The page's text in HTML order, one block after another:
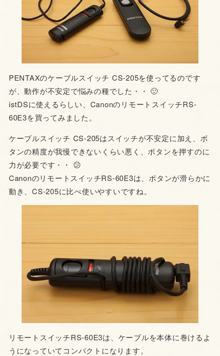
PENTAXのケーブルスイッチ CS-205を使ってるのです
が、動作が不安定で悩みの種でした・・ 🙁
istDSに使えるらしい、CanonのリモートスイッチRS-
60E3を買ってみました。
ケーブルスイッチ CS-205はスイッチが不安定に加え、ボ
タンの精度が我慢できないくらい悪く、ボタンを押すのに
力が必要です・・ 😕
CanonのリモートスイッチRS-60E3は、ボタンが滑らかに
動き、CS-205に比べ使いやすいですね。
リモートスイッチRS-60E3は、ケーブルを本体に巻けるよ
うになっていてコンパクトになります。